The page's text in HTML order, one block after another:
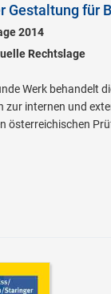
Gestaltung für
2014
Rechtslage
Werk behandelt
zur internen und
österreichischen